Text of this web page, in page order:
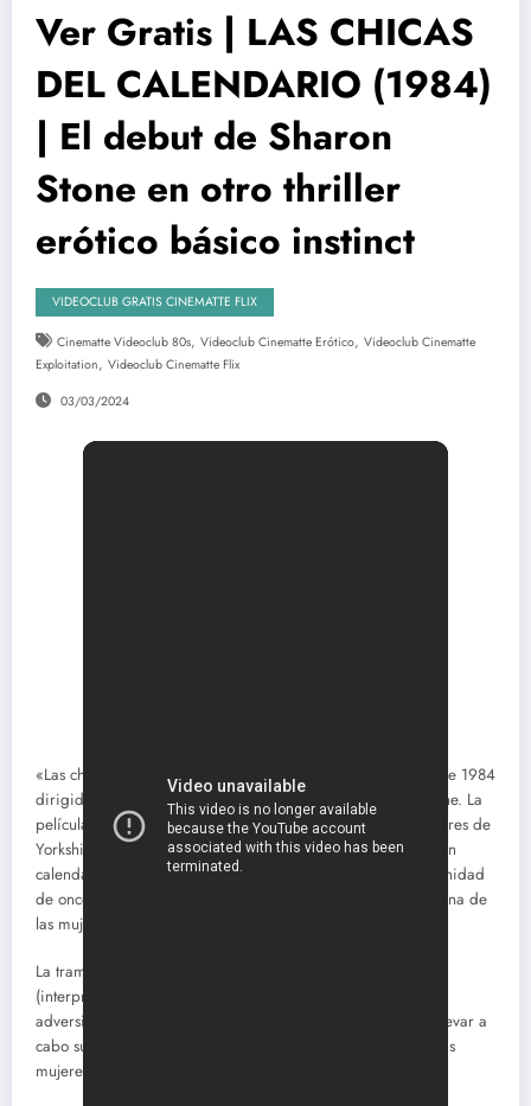
Ver Gratis | LAS CHICAS
DEL CALENDARIO (1984)
| El debut de Sharon
Stone en otro thriller
erótico básico instinct
VIDEOCLUB GRATIS CINEMATTE FLIX
Cinematte Videoclub 80s, Videoclub Cinematte Erótico, Videoclub Cinematte
Exploitation, Videoclub Cinematte Flix
03/03/2024
«Las chicas del calendario» es una película para televisión de 1984
dirigida por John Whitesell y protagonizada por Sharon Stone. La
película está basada en la historia real de un grupo de mujeres de
Yorkshire, Inglaterra, que decidieron posar desnudas para un
calendario benéfico con el fin de recaudar fondos para la unidad
de oncología del hospital local, en memoria del esposo de una de
las mujeres, quien falleció de leucemia.
La trama sigue a las mujeres, lideradas por Annie Clarke
(interpretada por Helen Mirren), mientras se enfrentan a la
adversidad y al escepticismo de la comunidad al tratar de llevar a
cabo su audaz empresa. Sharon Stone interpreta a una de las
mujeres del grupo, una joven madre llamada Chris.